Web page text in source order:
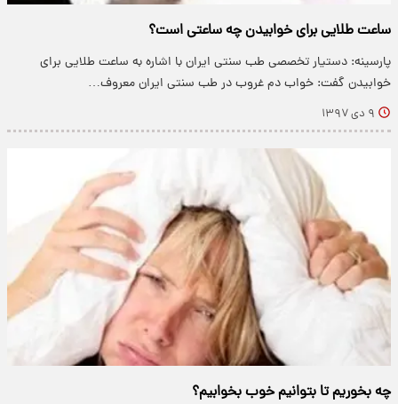
ساعت طلایی برای خوابیدن چه ساعتی است؟
پارسینه: دستیار تخصصی طب سنتی ایران با اشاره به ساعت طلایی برای
خوابیدن گفت: خواب دم غروب در طب سنتی ایران معروف…
۹ دی ۱۳۹۷
چه بخوریم تا بتوانیم خوب بخوابیم؟